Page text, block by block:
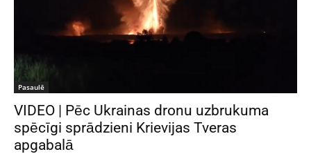
Pasaulē
VIDEO | Pēc Ukrainas dronu uzbrukuma
spēcīgi sprādzieni Krievijas Tveras
apgabalā